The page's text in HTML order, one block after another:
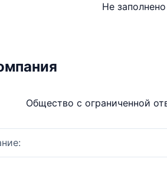
Не заполнено
Общество с ограниченной